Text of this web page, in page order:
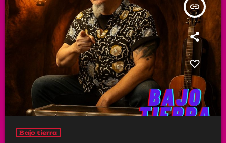
insert_link
Bajo tierra